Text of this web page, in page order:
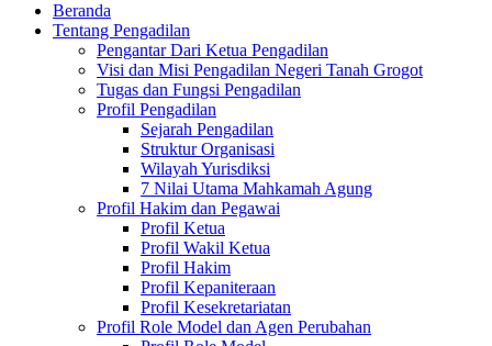
Beranda
Tentang Pengadilan
Pengantar Dari Ketua Pengadilan
Visi dan Misi Pengadilan Negeri Tanah Grogot
Tugas dan Fungsi Pengadilan
Profil Pengadilan
Sejarah Pengadilan
Struktur Organisasi
Wilayah Yurisdiksi
7 Nilai Utama Mahkamah Agung
Profil Hakim dan Pegawai
Profil Ketua
Profil Wakil Ketua
Profil Hakim
Profil Kepaniteraan
Profil Kesekretariatan
Profil Role Model dan Agen Perubahan